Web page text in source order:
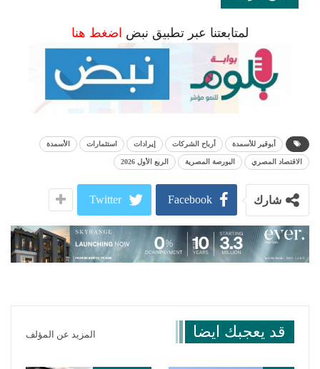
لمتابعتنا عبر تطبيق نبض اضغط هنا
أبوقير للأسمدة أرباح الشركات إيرادات استثمارات الأسمدة
الاقتصاد المصري البورصة المصرية الربع الأول 2026
شارك Facebook
Twitter
قد يعجبك ايضا المزيد عن المؤلف